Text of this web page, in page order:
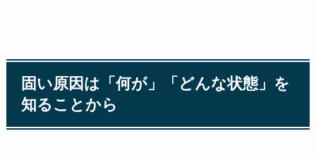
固い原因は「何が」「どんな状態」を
知ることから